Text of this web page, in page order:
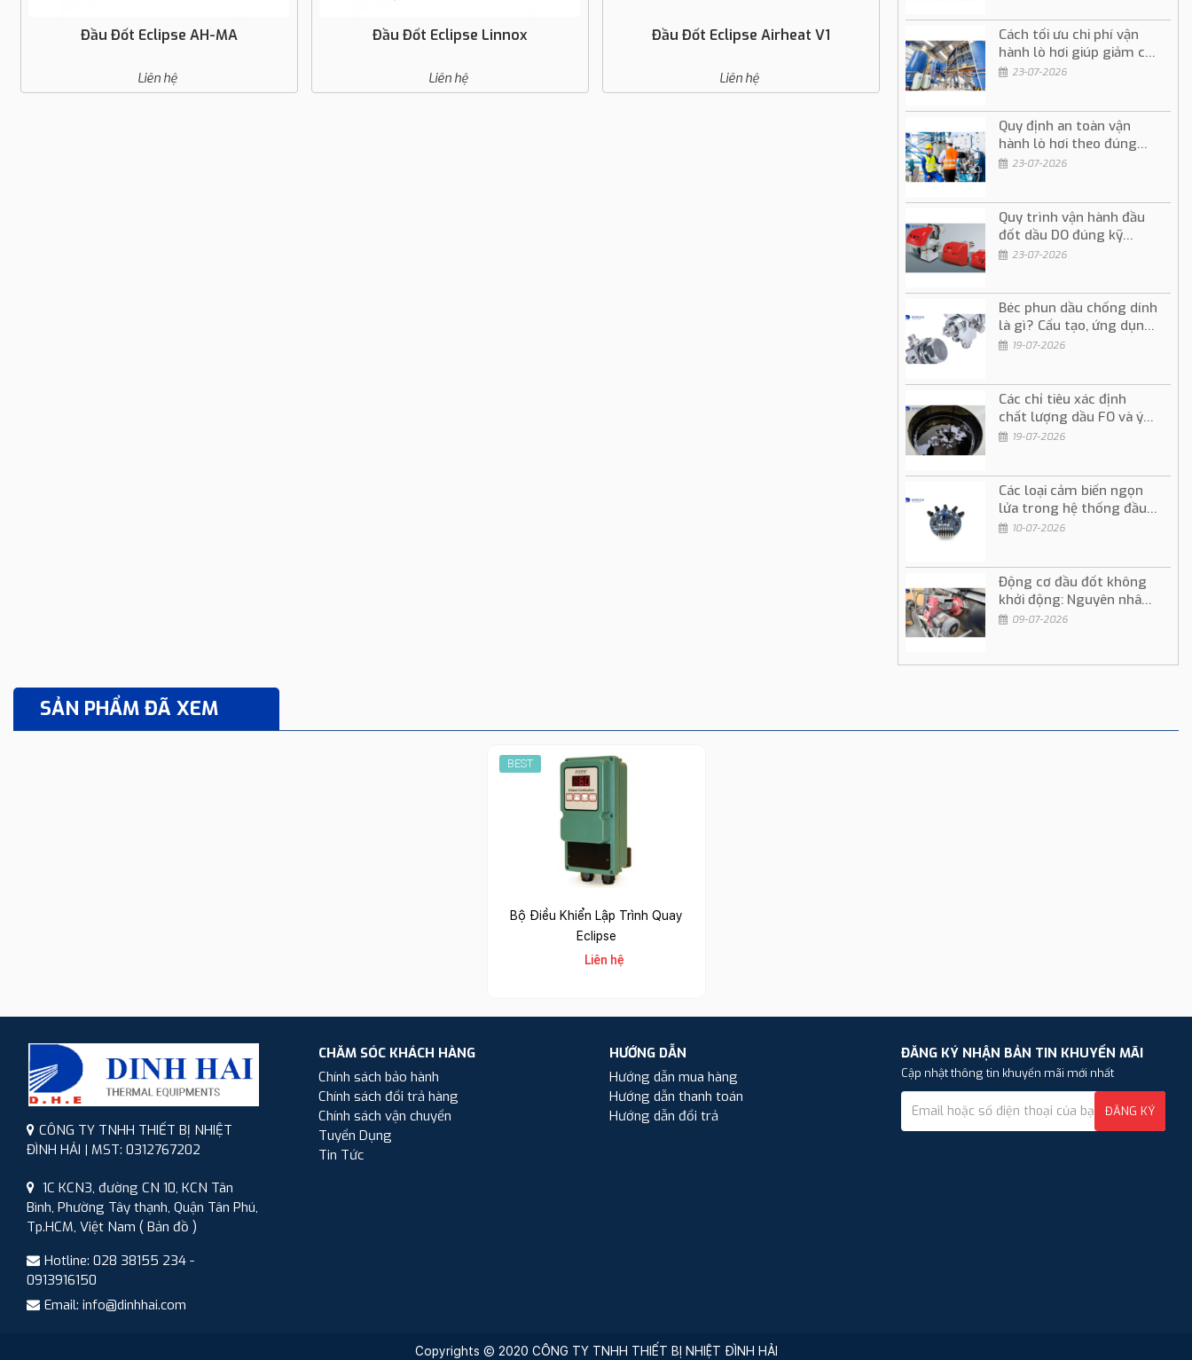
Đầu Đốt Eclipse AH-MA
Liên hệ
Đầu Đốt Eclipse Linnox
Liên hệ
Đầu Đốt Eclipse Airheat V1
Liên hệ
Đầu Đốt Eclipse FlueFire
Liên hệ
Cách tối ưu chi phí vận
hành lò hơi giúp giảm chi
phí sản xuất
23-07-2026
Quy định an toàn vận
hành lò hơi theo đúng
quy trình kỹ thuật
23-07-2026
Quy trình vận hành đầu
đốt dầu DO đúng kỹ
thuật và an toàn
23-07-2026
Béc phun dầu chống dính
là gì? Cấu tạo, ứng dụng
và cách sử dụng
19-07-2026
Các chỉ tiêu xác định
chất lượng dầu FO và ý
nghĩa trong vận hành
19-07-2026
Các loại cảm biến ngọn
lửa trong hệ thống đầu
đốt dầu và gas
10-07-2026
Động cơ đầu đốt không
khởi động: Nguyên nhân
và cách khắc phục
09-07-2026
SẢN PHẨM ĐÃ XEM
BEST
Bộ Điều Khiển Lập Trình Quay
Eclipse
Liên hệ
CÔNG TY TNHH THIẾT BỊ NHIỆT
ĐÌNH HẢI | MST: 0312767202
1C KCN3, đường CN 10, KCN Tân
Bình, Phường Tây thạnh, Quận Tân Phú,
Tp.HCM, Việt Nam ( Bản đồ )
Hotline: 028 38155 234 -
0913916150
Email: info@dinhhai.com
CHĂM SÓC KHÁCH HÀNG
Chính sách bảo hành
Chính sách đổi trả hàng
Chính sách vận chuyển
Tuyển Dụng
Tin Tức
HƯỚNG DẪN
Hướng dẫn mua hàng
Hướng dẫn thanh toán
Hướng dẫn đổi trả
ĐĂNG KÝ NHẬN BẢN TIN KHUYẾN MÃI
Cập nhật thông tin khuyến mãi mới nhất
ĐĂNG KÝ
Copyrights © 2020 CÔNG TY TNHH THIẾT BỊ NHIỆT ĐÌNH HẢI